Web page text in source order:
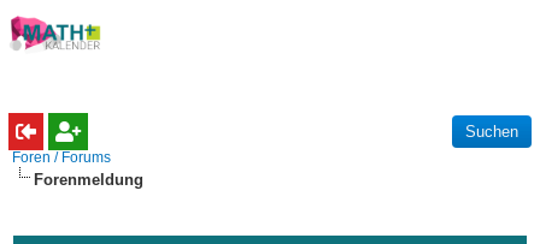
Foren / Forums
Forenmeldung